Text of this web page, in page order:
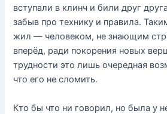
вступали в клинч и били друг
забыв про технику и правила.
жил — человеком, не знающим
вперёд, ради покорения новых
трудности это лишь очередная
что его не сломить.
Кто бы что ни говорил, но была у